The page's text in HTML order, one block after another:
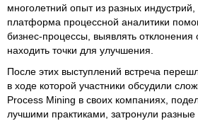
многолетний опыт из разных индустрий,
платформа процессной аналитики
бизнес-процессы, выявлять отклонения
находить точки для улучшения.
После этих выступлений встреча
в ходе которой участники обсудили
Process Mining в своих компаниях,
лучшими практиками, затронули